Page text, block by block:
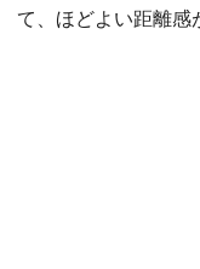
て、ほどよい距離感